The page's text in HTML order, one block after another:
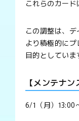
これらのカード
この調整は、デ
より積極的に
目的としていま
【メンテナン
6/1（月）13:00